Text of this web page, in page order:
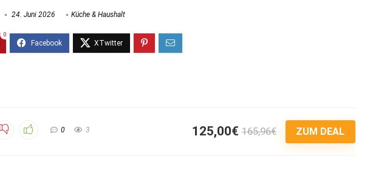
24. Juni 2026 Küche & Haushalt
0
0 3 125,00€ 165,96€ ZUM DEAL